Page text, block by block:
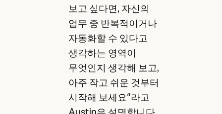
보고 싶다면, 자신의
업무 중 반복적이거나
자동화할 수 있다고
생각하는 영역이
무엇인지 생각해 보고,
아주 작고 쉬운 것부터
시작해 보세요"라고